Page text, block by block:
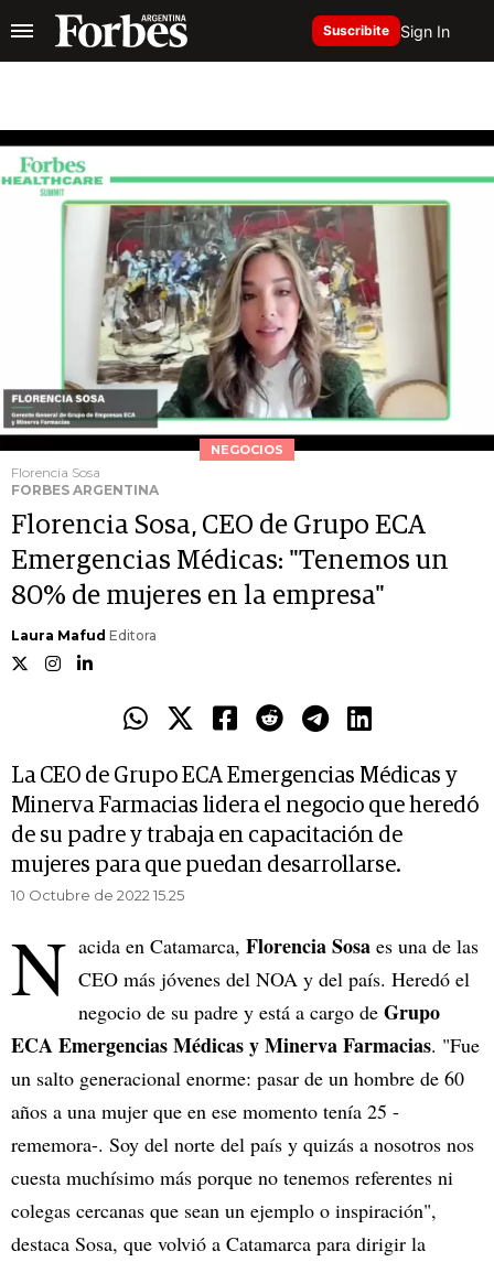
Suscribite Sign In
NEGOCIOS
Florencia Sosa
FORBES ARGENTINA
Florencia Sosa, CEO de Grupo ECA
Emergencias Médicas: "Tenemos un
80% de mujeres en la empresa"
Laura Mafud Editora
La CEO de Grupo ECA Emergencias Médicas y
Minerva Farmacias lidera el negocio que heredó
de su padre y trabaja en capacitación de
mujeres para que puedan desarrollarse.
10 Octubre de 2022 15.25
N acida en Catamarca, Florencia Sosa es una de las
CEO más jóvenes del NOA y del país. Heredó el
negocio de su padre y está a cargo de Grupo
ECA Emergencias Médicas y Minerva Farmacias. "Fue
un salto generacional enorme: pasar de un hombre de 60
años a una mujer que en ese momento tenía 25 -
rememora-. Soy del norte del país y quizás a nosotros nos
cuesta muchísimo más porque no tenemos referentes ni
colegas cercanas que sean un ejemplo o inspiración",
destaca Sosa, que volvió a Catamarca para dirigir la